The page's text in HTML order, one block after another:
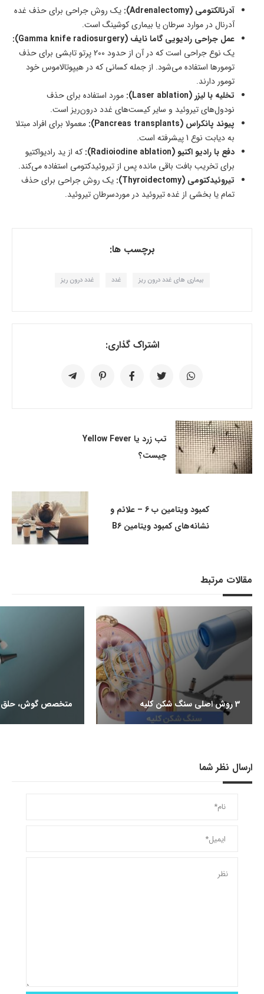
آدرنالکتومی (Adrenalectomy):
یک روش جراحی برای حذف غده
آدرنال در موارد سرطان یا بیماری کوشینگ است.
عمل جراحی رادیویی گاما نایف (Gamma knife radiosurgery):
یک نوع جراحی است که در آن از حدود 200 پرتو تابشی برای حذف
تومورها استفاده می‌شود. از جمله کسانی که در هیپوتالاموس خود
تومور دارند.
تخلیه با لیزر (Laser ablation):
مورد استفاده برای حذف
نودول‌های تیروئید و سایر کیست‌های غدد درون‌ریز است.
پیوند پانکراس (Pancreas transplants):
معمولا برای افراد مبتلا
به دیابت نوع 1 پیشرفته است.
دفع با رادیو اکتیو (Radioiodine ablation):
که از ید رادیواکتیو
برای تخریب بافت باقی مانده پس از تیروئیدکتومی استفاده می‌کند.
تیروئیدکتومی (Thyroidectomy):
یک روش جراحی برای حذف
تمام یا بخشی از غده تیروئید در موردسرطان تیروئید.
برچسب ها:
بیماری های غدد درون ریز غدد غدد درون ریز
اشتراک گذاری:
تب زرد یا Yellow Fever
چیست؟
کمبود ویتامین ب 6 – علائم و
نشانه‌های کمبود ویتامین B6
مقالات مرتبط
3 روش اصلی سنگ شکن کلیه متخصص گوش، حلق
ارسال نظر شما